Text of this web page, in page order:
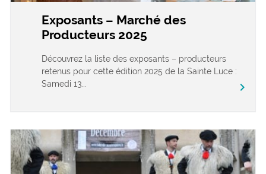
Exposants – Marché des
Producteurs 2025
Découvrez la liste des exposants – producteurs
retenus pour cette édition 2025 de la Sainte Luce :
Samedi 13...
chevron_right